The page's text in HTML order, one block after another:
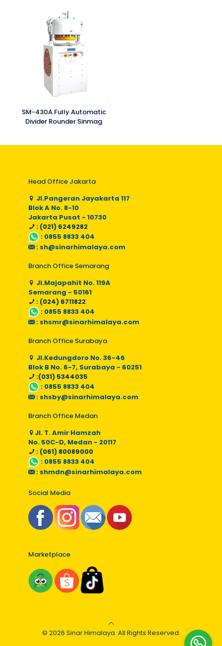
SM-430A Fully Automatic
Divider Rounder Sinmag
Head Office Jakarta
Jl.Pangeran Jayakarta 117
Blok A No. 8-10
Jakarta Pusat - 10730
: (021) 6249282
: 0855 8833 404
: sh@sinarhimalaya.com
Branch Office Semarang
Jl.Majapahit No. 119A
Semarang - 50161
: (024) 6711822
: 0855 8833 404
: shsmr@sinarhimalaya.com
Branch Office Surabaya
Jl.Kedungdoro No. 36-46
Blok B No. 6-7, Surabaya - 60251
:(031) 5344035
: 0855 8833 404
: shsby@sinarhimalaya.com
Branch Office Medan
Jl. T. Amir Hamzah
No. 50C-D, Medan - 20117
: (061) 80089000
: 0855 8833 404
: shmdn@sinarhimalaya.com
Social Media
Marketplace
© 2026 Sinar Himalaya. All Rights Reserved.